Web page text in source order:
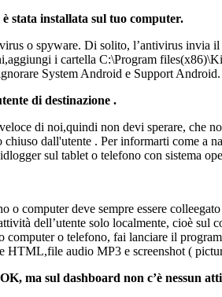
stata installata sul tuo computer.
o spyware. Di solito, l’antivirus invia
i cartella С:\Program
System Android e Support Android.
di destinazione .
di noi,quindi non devi sperare, che
chiuso dall'utente . Per informarti come a
sul tablet o telefono con sistema
o computer deve sempre essere
dell’utente solo localmente, cioè
computer o telefono, fai lanciare il
HTML,file audio MP3 e screenshot (
ma sul dashboard non c’è nessun